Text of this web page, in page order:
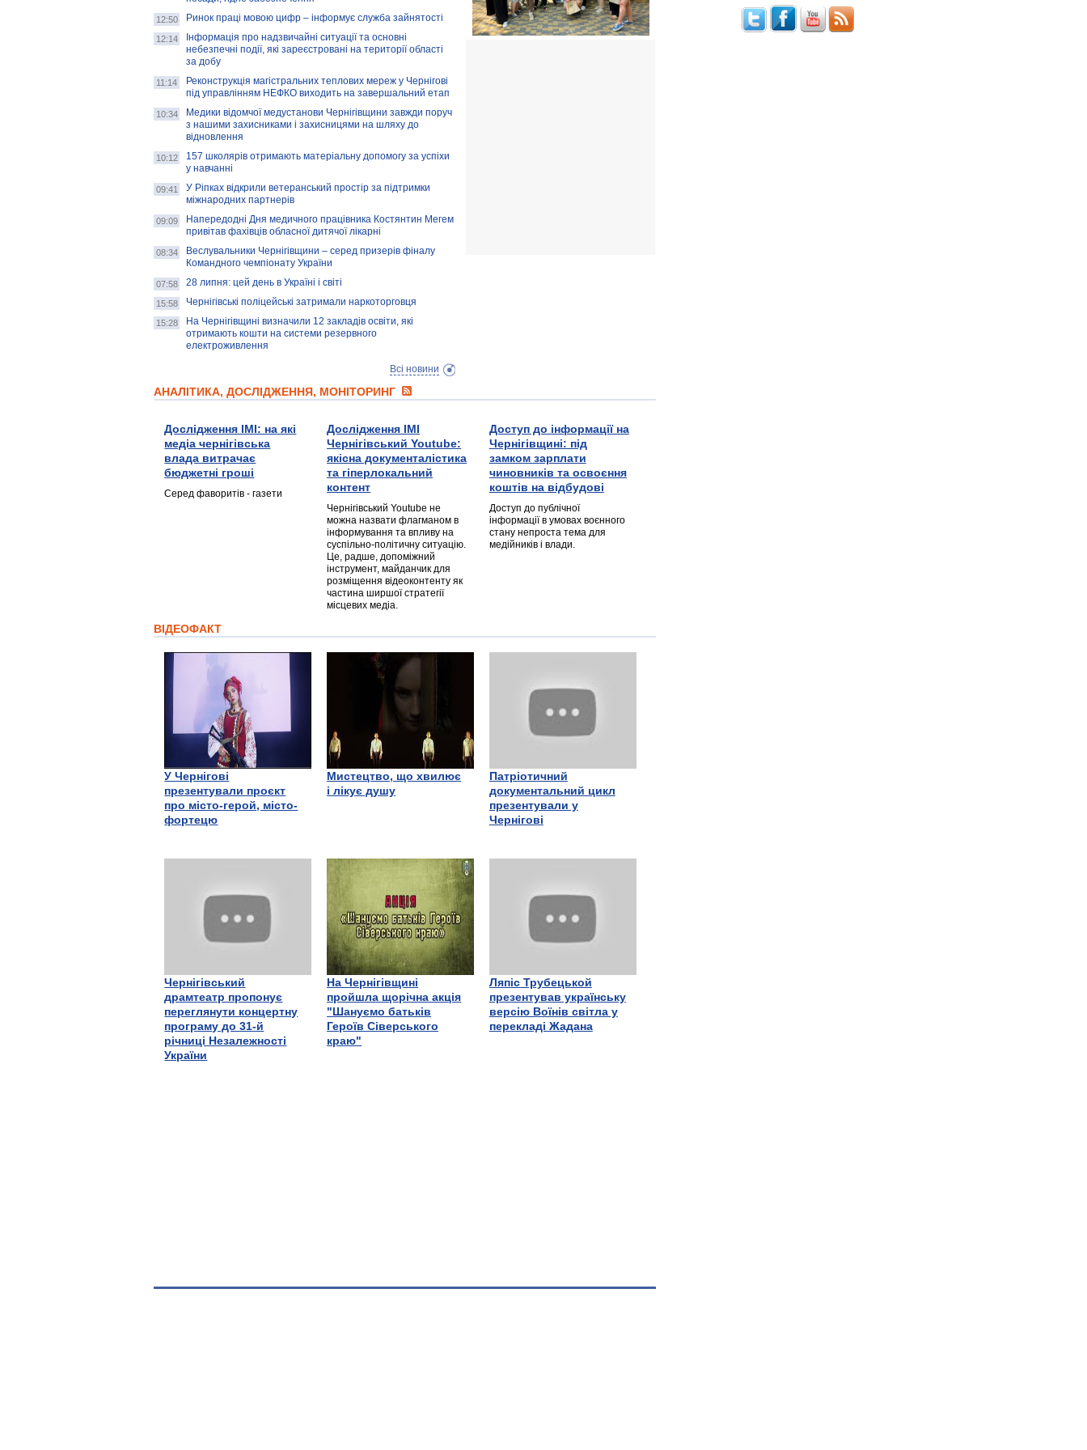
12:50 Ринок праці мовою цифр – інформує служба зайнятості
12:14
Інформація про надзвичайні ситуації та основні
небезпечні події, які зареєстровані на території області
за добу
11:14
Реконструкція магістральних теплових мереж у Чернігові
під управлінням НЕФКО виходить на завершальний етап
10:34
Медики відомчої медустанови Чернігівщини завжди поруч
з нашими захисниками і захисницями на шляху до
відновлення
10:12
157 школярів отримають матеріальну допомогу за успіхи
у навчанні
09:41
У Ріпках відкрили ветеранський простір за підтримки
міжнародних партнерів
09:09
Напередодні Дня медичного працівника Костянтин Мегем
привітав фахівців обласної дитячої лікарні
08:34
Веслувальники Чернігівщини – серед призерів фіналу
Командного чемпіонату України
07:58 28 липня: цей день в Україні і світі
15:58 Чернігівські поліцейські затримали наркоторговця
15:28
На Чернігівщині визначили 12 закладів освіти, які
отримають кошти на системи резервного
електроживлення
Всі новини
АНАЛІТИКА, ДОСЛІДЖЕННЯ, МОНІТОРИНГ
Дослідження ІМІ: на які
медіа чернігівська
влада витрачає
бюджетні гроші
Серед фаворитів - газети
Дослідження ІМІ
Чернігівський Youtube:
якісна документалістика
та гіперлокальний
контент
Чернігівський Youtube не
можна назвати флагманом в
інформування та впливу на
суспільно-політичну ситуацію.
Це, радше, допоміжний
інструмент, майданчик для
розміщення відеоконтенту як
частина ширшої стратегії
місцевих медіа.
Доступ до інформації на
Чернігівщині: під
замком зарплати
чиновників та освоєння
коштів на відбудові
Доступ до публічної
інформації в умовах воєнного
стану непроста тема для
медійників і влади.
ВІДЕОФАКТ
У Чернігові
презентували проєкт
про місто-герой, місто-
фортецю
Мистецтво, що хвилює
і лікує душу
Патріотичний
документальний цикл
презентували у
Чернігові
Чернігівський
драмтеатр пропонує
переглянути концертну
програму до 31-й
річниці Незалежності
України
На Чернігівщині
пройшла щорічна акція
"Шануємо батьків
Героїв Сіверського
краю"
Ляпіс Трубецькой
презентував українську
версію Воїнів світла у
перекладі Жадана